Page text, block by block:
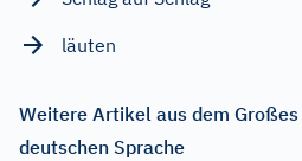
läuten
Weitere Artikel aus dem
deutschen Sprache